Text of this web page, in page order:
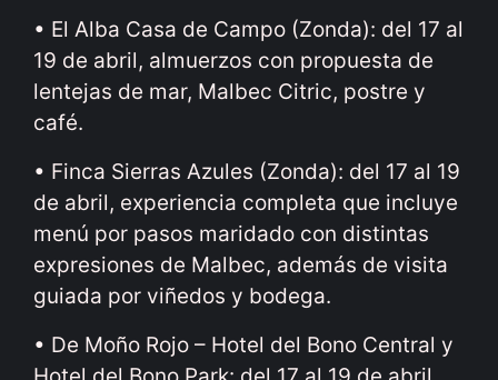
• El Alba Casa de Campo (Zonda): del 17 al
19 de abril, almuerzos con propuesta de
lentejas de mar, Malbec Citric, postre y
café.
• Finca Sierras Azules (Zonda): del 17 al 19
de abril, experiencia completa que incluye
menú por pasos maridado con distintas
expresiones de Malbec, además de visita
guiada por viñedos y bodega.
• De Moño Rojo – Hotel del Bono Central y